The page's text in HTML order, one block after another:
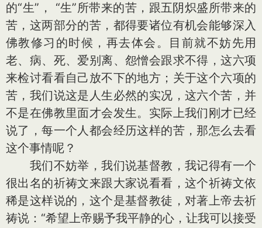
的“生”， “生”所带来的苦，跟五阴炽盛所带来的
苦，这两部分的苦，都得要诸位有机会能够深入
佛教修习的时候，再去体会。目前就不妨先用
老、病、死、爱别离、怨憎会跟求不得，这六项
来检讨看看自己放不下的地方；关于这个六项的
苦，我们说这是人生必然的实况，这六个苦，并
不是在佛教里面才会发生。实际上我们刚才已经
说了，每一个人都会经历这样的苦，那怎么去看
这个事情呢？
我们不妨举，我们说基督教，我记得有一个
很出名的祈祷文来跟大家说看看，这个祈祷文依
稀是这样说的，这个是基督教徒，对著上帝去祈
祷说：“希望上帝赐予我平静的心，让我可以接受